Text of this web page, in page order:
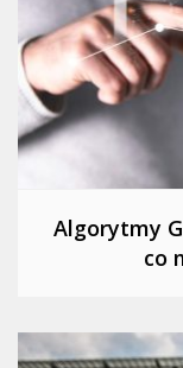
Algorytmy
co